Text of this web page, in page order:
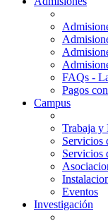
FAQs -
Pagos
Campus
Trabaja y
Servicios
Servicios
Eventos
Investigación